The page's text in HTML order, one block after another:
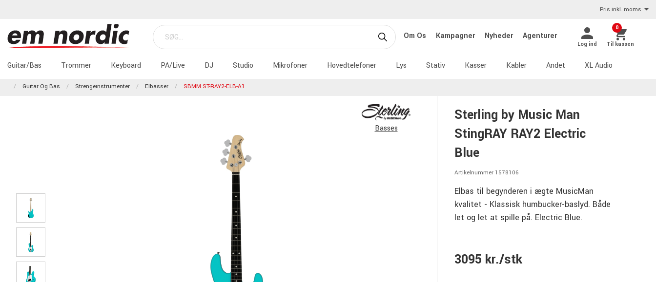
Pris inkl. moms
Om Os Kampagner Nyheder Agenturer
Log ind
0
Til kassen
Guitar/Bas Trommer Keyboard PA/Live DJ Studio Mikrofoner Hovedtelefoner Lys Stativ Kasser Kabler Andet XL Audio
Guitar Og Bas Strengeinstrumenter Elbasser SBMM ST-RAY2-ELB-A1
Basses
Sterling by Music Man
StingRAY RAY2 Electric
Blue
Artikelnummer 1578106
Elbas til begynderen i ægte MusicMan
kvalitet - Klassisk humbucker-baslyd. Både
let og let at spille på. Electric Blue.
3095 kr./stk